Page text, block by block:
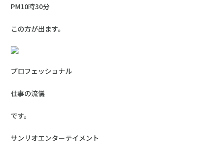
PM10時30分
この方が出ます。
プロフェッショナル
仕事の流儀
です。
サンリオエンターテイメント